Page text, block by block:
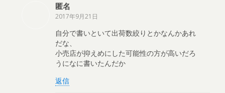
匿名
2017年9月21日
自分で書いといて出荷数絞りとかなんかあれ
だな、
小売店が抑えめにした可能性の方が高いだろ
うになに書いたんだか
返信